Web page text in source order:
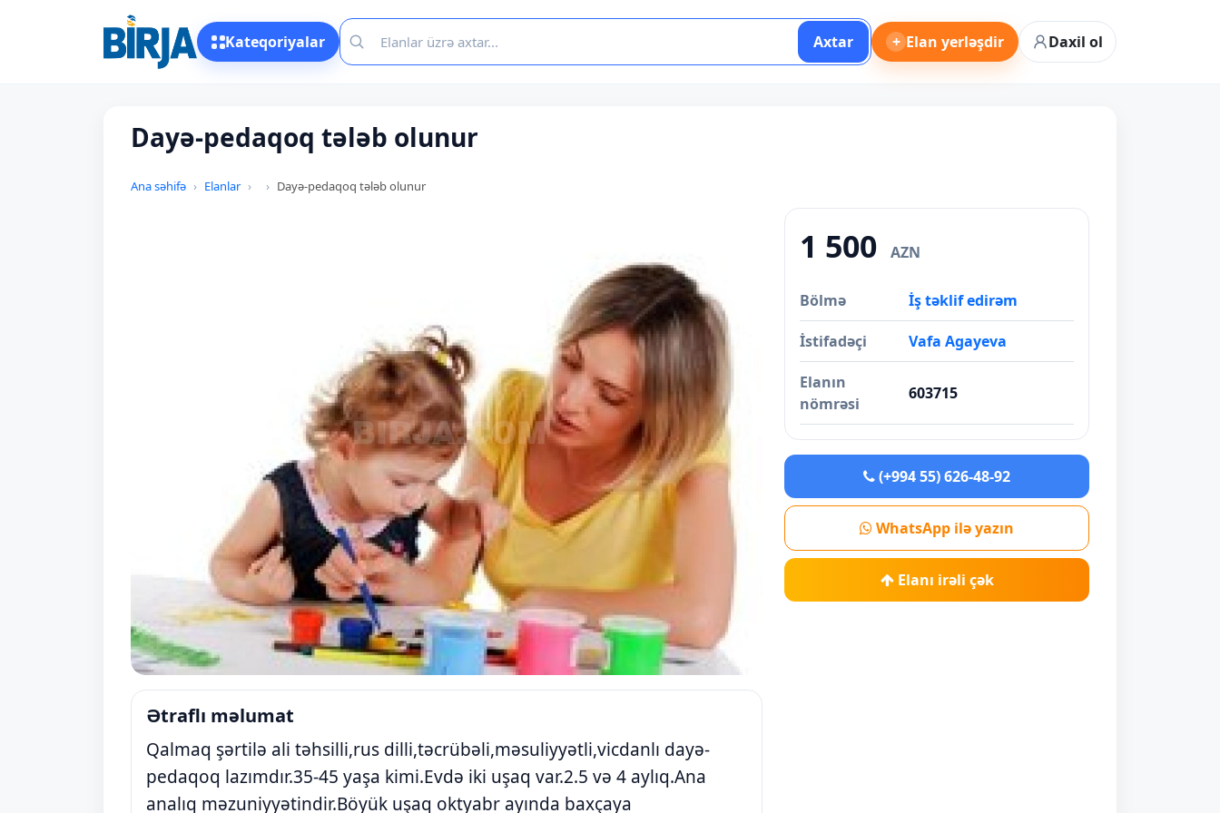
Kateqoriyalar Axtar + Elan yerləşdir Daxil ol
Dayə-pedaqoq tələb olunur
Ana səhifə Elanlar Dayə-pedaqoq tələb olunur
Ətraflı məlumat
Qalmaq şərtilə ali təhsilli,rus dilli,təcrübəli,məsuliyyətli,vicdanlı dayə-
pedaqoq lazımdır.35-45 yaşa kimi.Evdə iki uşaq var.2.5 və 4 aylıq.Ana
analıq məzuniyyətindir.Böyük uşaq oktyabr ayında baxçaya
1 500 AZN
Bölmə İş təklif edirəm
İstifadəçi Vafa Agayeva
Elanın
nömrəsi
603715
(+994 55) 626-48-92
WhatsApp ilə yazın
Elanı irəli çək